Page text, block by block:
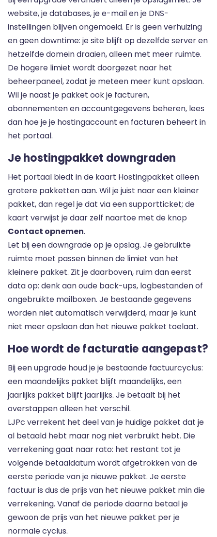
website, je databases, je e-mail en je DNS-
instellingen blijven ongemoeid. Er is geen verhuizing
en geen downtime: je site blijft op dezelfde server en
hetzelfde domein draaien, alleen met meer ruimte.
De hogere limiet wordt doorgezet naar het
beheerpaneel, zodat je meteen meer kunt opslaan.
Wil je naast je pakket ook je facturen,
abonnementen en accountgegevens beheren, lees
dan hoe jeje hostingaccount en facturen beheert in
het portaal.
Je hostingpakket downgraden
Het portaal biedt in de kaart Hostingpakket alleen
grotere pakketten aan. Wil je juist naar een kleiner
pakket, dan regel je dat via een supportticket; de
kaart verwijst je daar zelf naartoe met de knop
Contact opnemen.
Let bij een downgrade op je opslag. Je gebruikte
ruimte moet passen binnen de limiet van het
kleinere pakket. Zit je daarboven, ruim dan eerst
data op: denk aan oude back-ups, logbestanden of
ongebruikte mailboxen. Je bestaande gegevens
worden niet automatisch verwijderd, maar je kunt
niet meer opslaan dan het nieuwe pakket toelaat.
Hoe wordt de facturatie aangepast?
Bij een upgrade houd je je bestaande factuurcyclus:
een maandelijks pakket blijft maandelijks, een
jaarlijks pakket blijft jaarlijks. Je betaalt bij het
overstappen alleen het verschil.
LJPc verrekent het deel van je huidige pakket dat je
al betaald hebt maar nog niet verbruikt hebt. Die
verrekening gaat naar rato: het restant tot je
volgende betaaldatum wordt afgetrokken van de
eerste periode van je nieuwe pakket. Je eerste
factuur is dus de prijs van het nieuwe pakket min die
verrekening. Vanaf de periode daarna betaal je
gewoon de prijs van het nieuwe pakket per je
normale cyclus.